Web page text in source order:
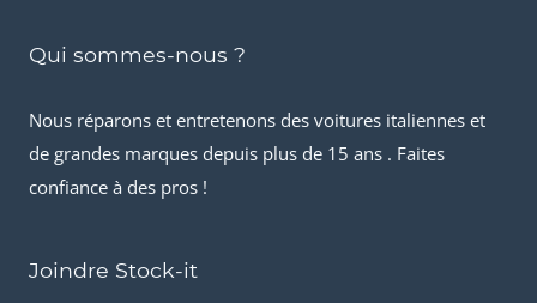
Qui sommes-nous ?
Nous réparons et entretenons des voitures italiennes et
de grandes marques depuis plus de 15 ans . Faites
confiance à des pros !
Joindre Stock-it